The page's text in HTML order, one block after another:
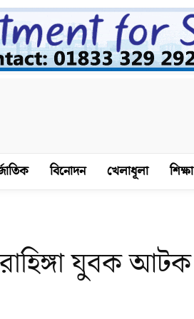
বিনোদন খেলাধূলা শিক্ষা
যুবক আটক